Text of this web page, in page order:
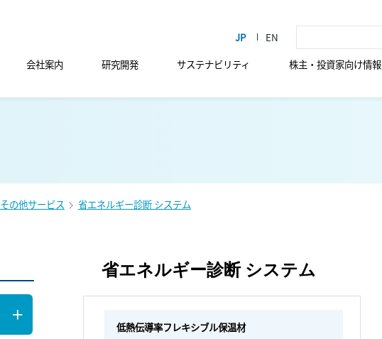
会社案内 研究開発 サステナビリティ 株主・投資家向け情報
その他サービス 省エネルギー診断 システム
省エネルギー診断 システム
低熱伝導率フレキシブル保温材